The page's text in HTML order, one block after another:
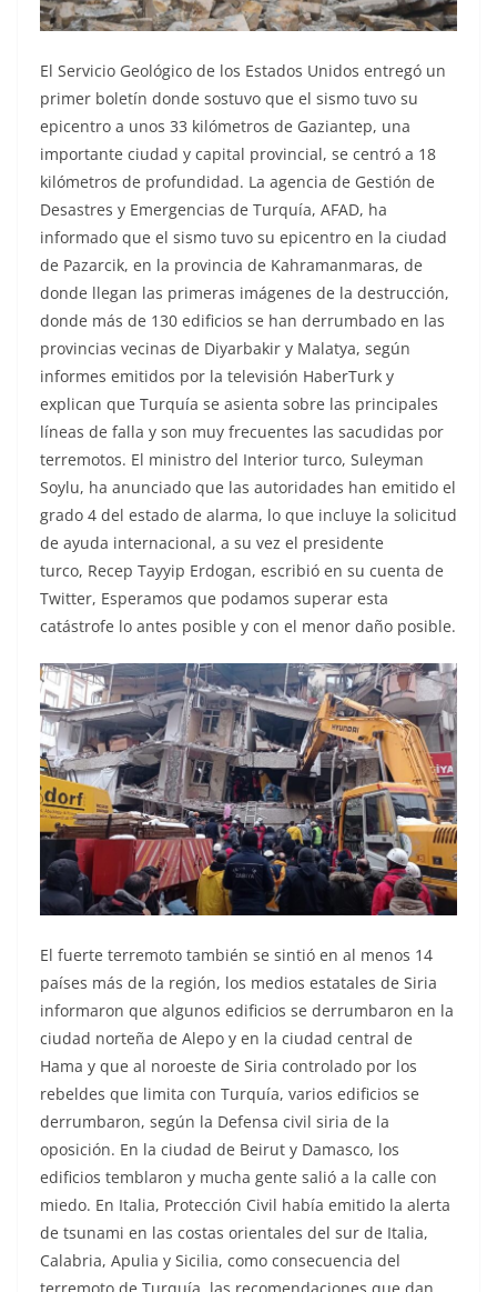
El Servicio Geológico de los Estados Unidos entregó un
primer boletín donde sostuvo que el sismo tuvo su
epicentro a unos 33 kilómetros de Gaziantep, una
importante ciudad y capital provincial, se centró a 18
kilómetros de profundidad. La agencia de Gestión de
Desastres y Emergencias de Turquía, AFAD, ha
informado que el sismo tuvo su epicentro en la ciudad
de Pazarcik, en la provincia de Kahramanmaras, de
donde llegan las primeras imágenes de la destrucción,
donde más de 130 edificios se han derrumbado en las
provincias vecinas de Diyarbakir y Malatya, según
informes emitidos por la televisión HaberTurk y
explican que Turquía se asienta sobre las principales
líneas de falla y son muy frecuentes las sacudidas por
terremotos. El ministro del Interior turco, Suleyman
Soylu, ha anunciado que las autoridades han emitido el
grado 4 del estado de alarma, lo que incluye la solicitud
de ayuda internacional, a su vez el presidente
turco, Recep Tayyip Erdogan, escribió en su cuenta de
Twitter, Esperamos que podamos superar esta
catástrofe lo antes posible y con el menor daño posible.
El fuerte terremoto también se sintió en al menos 14
países más de la región, los medios estatales de Siria
informaron que algunos edificios se derrumbaron en la
ciudad norteña de Alepo y en la ciudad central de
Hama y que al noroeste de Siria controlado por los
rebeldes que limita con Turquía, varios edificios se
derrumbaron, según la Defensa civil siria de la
oposición. En la ciudad de Beirut y Damasco, los
edificios temblaron y mucha gente salió a la calle con
miedo. En Italia, Protección Civil había emitido la alerta
de tsunami en las costas orientales del sur de Italia,
Calabria, Apulia y Sicilia, como consecuencia del
terremoto de Turquía, las recomendaciones que dan